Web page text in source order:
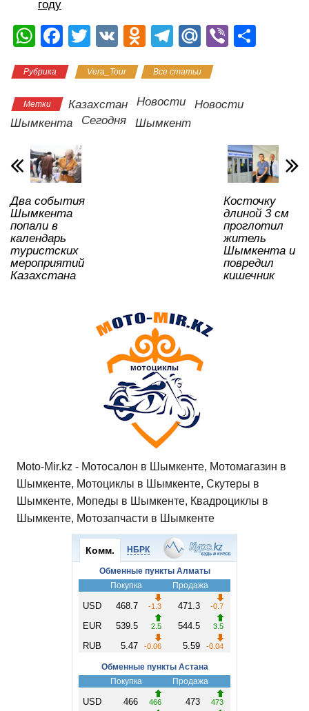
году
W
at
s
A
p
p
F
c
e
b
o
o
k
T
tt
er
V
O
n
o
kl
T
e
gr
a
M
.R
u
Vi
и
ть
Рубрика Vera_Tour Все статьи
Метки Казахстан Новости
Новости
Шымкента
Сегодня Шымкент
Два события
Шымкента
попали в
календарь
туристских
мероприятий
Казахстана
Косточку
длиной 3 см
проглотил
житель
Шымкента и
повредил
кишечник
Moto-Mir.kz - Мотосалон в Шымкенте, Мотомагазин в
Шымкенте, Мотоциклы в Шымкенте, Скутеры в
Шымкенте, Мопеды в Шымкенте, Квадроциклы в
Шымкенте, Мотозапчасти в Шымкенте